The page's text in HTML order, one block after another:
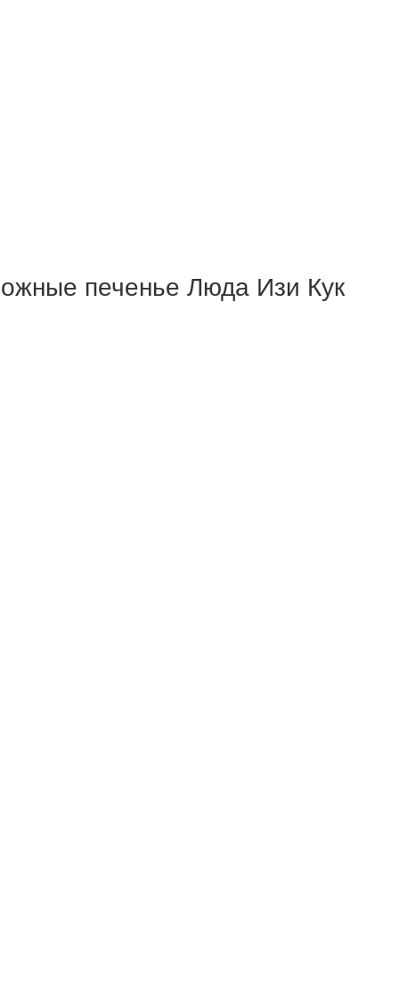
печенье Люда Изи Кук